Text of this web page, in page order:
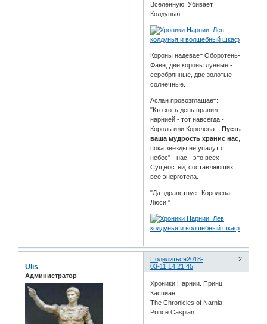
Вселенную. Убивает
Колдунью.
Короны надевает Оборотень-
Фавн, две короны лунные -
серебрянные, две золотые
солнечные.
Аслан провозглашает:
"Кто хоть день правил
нарнией - тот навсегда -
Король или Королева...Пусть
ваша мудрость хранис нас
пока звезды не упадут с
небес" - нас - это всех
Сущностей, составляющих
все энерготела.
"Да здравствует Королева
Люси!"
Поделиться 2
2018-
03-11 14:21:45
Ulis
Администратор
Хроники Нарнии. Принц
Каспиан.
The Chronicles of Narnia:
Prince Caspian